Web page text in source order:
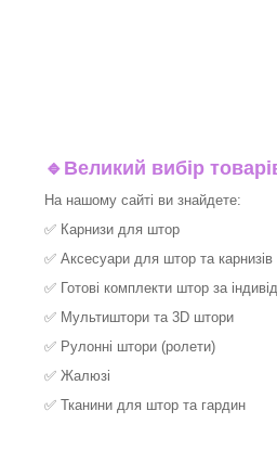
🔹 Великий вибір
На нашому сайті ви знайдете:
✅ Карнизи для штор
✅ Аксесуари для штор та карнизів
✅ Готові комплекти штор за
✅ Мультиштори та 3D штори
✅ Рулонні штори (ролети)
✅ Жалюзі
✅ Тканини для штор та гардин